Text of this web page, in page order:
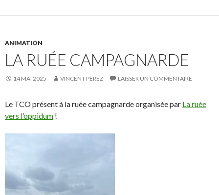
ANIMATION
LA RUÉE CAMPAGNARDE
14 MAI 2025 VINCENT PEREZ LAISSER UN COMMENTAIRE
Le TCO présent à la ruée campagnarde organisée par La ruée
vers l’oppidum !